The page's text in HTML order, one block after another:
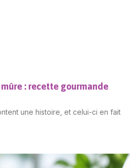
: recette gourmande
une histoire, et celui-ci en fait